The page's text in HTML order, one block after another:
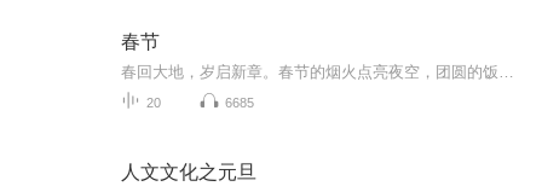
春节
20 6685
人文文化之元旦